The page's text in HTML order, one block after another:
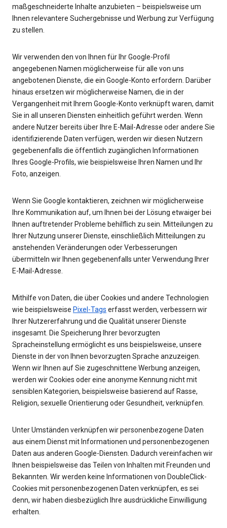
maßgeschneiderte Inhalte anzubieten – beispielsweise um
Ihnen relevantere Suchergebnisse und Werbung zur Verfügung
zu stellen.
Wir verwenden den von Ihnen für Ihr Google-Profil
angegebenen Namen möglicherweise für alle von uns
angebotenen Dienste, die ein Google-Konto erfordern. Darüber
hinaus ersetzen wir möglicherweise Namen, die in der
Vergangenheit mit Ihrem Google-Konto verknüpft waren, damit
Sie in all unseren Diensten einheitlich geführt werden. Wenn
andere Nutzer bereits über Ihre E-Mail-Adresse oder andere Sie
identifizierende Daten verfügen, werden wir diesen Nutzern
gegebenenfalls die öffentlich zugänglichen Informationen
Ihres Google-Profils, wie beispielsweise Ihren Namen und Ihr
Foto, anzeigen.
Wenn Sie Google kontaktieren, zeichnen wir möglicherweise
Ihre Kommunikation auf, um Ihnen bei der Lösung etwaiger bei
Ihnen auftretender Probleme behilflich zu sein. Mitteilungen zu
Ihrer Nutzung unserer Dienste, einschließlich Mitteilungen zu
anstehenden Veränderungen oder Verbesserungen
übermitteln wir Ihnen gegebenenfalls unter Verwendung Ihrer
E-Mail-Adresse.
Mithilfe von Daten, die über Cookies und andere Technologien
wie beispielsweise Pixel-Tags erfasst werden, verbessern wir
Ihrer Nutzererfahrung und die Qualität unserer Dienste
insgesamt. Die Speicherung Ihrer bevorzugten
Spracheinstellung ermöglicht es uns beispielsweise, unsere
Dienste in der von Ihnen bevorzugten Sprache anzuzeigen.
Wenn wir Ihnen auf Sie zugeschnittene Werbung anzeigen,
werden wir Cookies oder eine anonyme Kennung nicht mit
sensiblen Kategorien, beispielsweise basierend auf Rasse,
Religion, sexuelle Orientierung oder Gesundheit, verknüpfen.
Unter Umständen verknüpfen wir personenbezogene Daten
aus einem Dienst mit Informationen und personenbezogenen
Daten aus anderen Google-Diensten. Dadurch vereinfachen wir
Ihnen beispielsweise das Teilen von Inhalten mit Freunden und
Bekannten. Wir werden keine Informationen von DoubleClick-
Cookies mit personenbezogenen Daten verknüpfen, es sei
denn, wir haben diesbezüglich Ihre ausdrückliche Einwilligung
erhalten.